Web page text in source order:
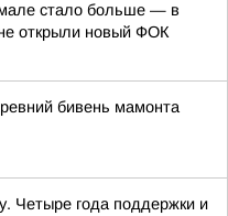
стало больше — в
открыли новый ФОК
бивень мамонта
Четыре года поддержки и